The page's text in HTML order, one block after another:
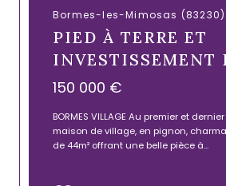
Bormes-les-Mimosas (83230)
PIED À TERRE ET
INVESTISSEMENT
150 000 €
BORMES VILLAGE Au premier et
maison de village, en pignon,
de 44m² offrant une belle pièce à...